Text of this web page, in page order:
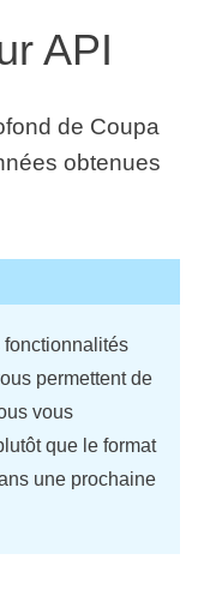
API
de Coupa
obtenues
permettent de
vous
que le format
une prochaine